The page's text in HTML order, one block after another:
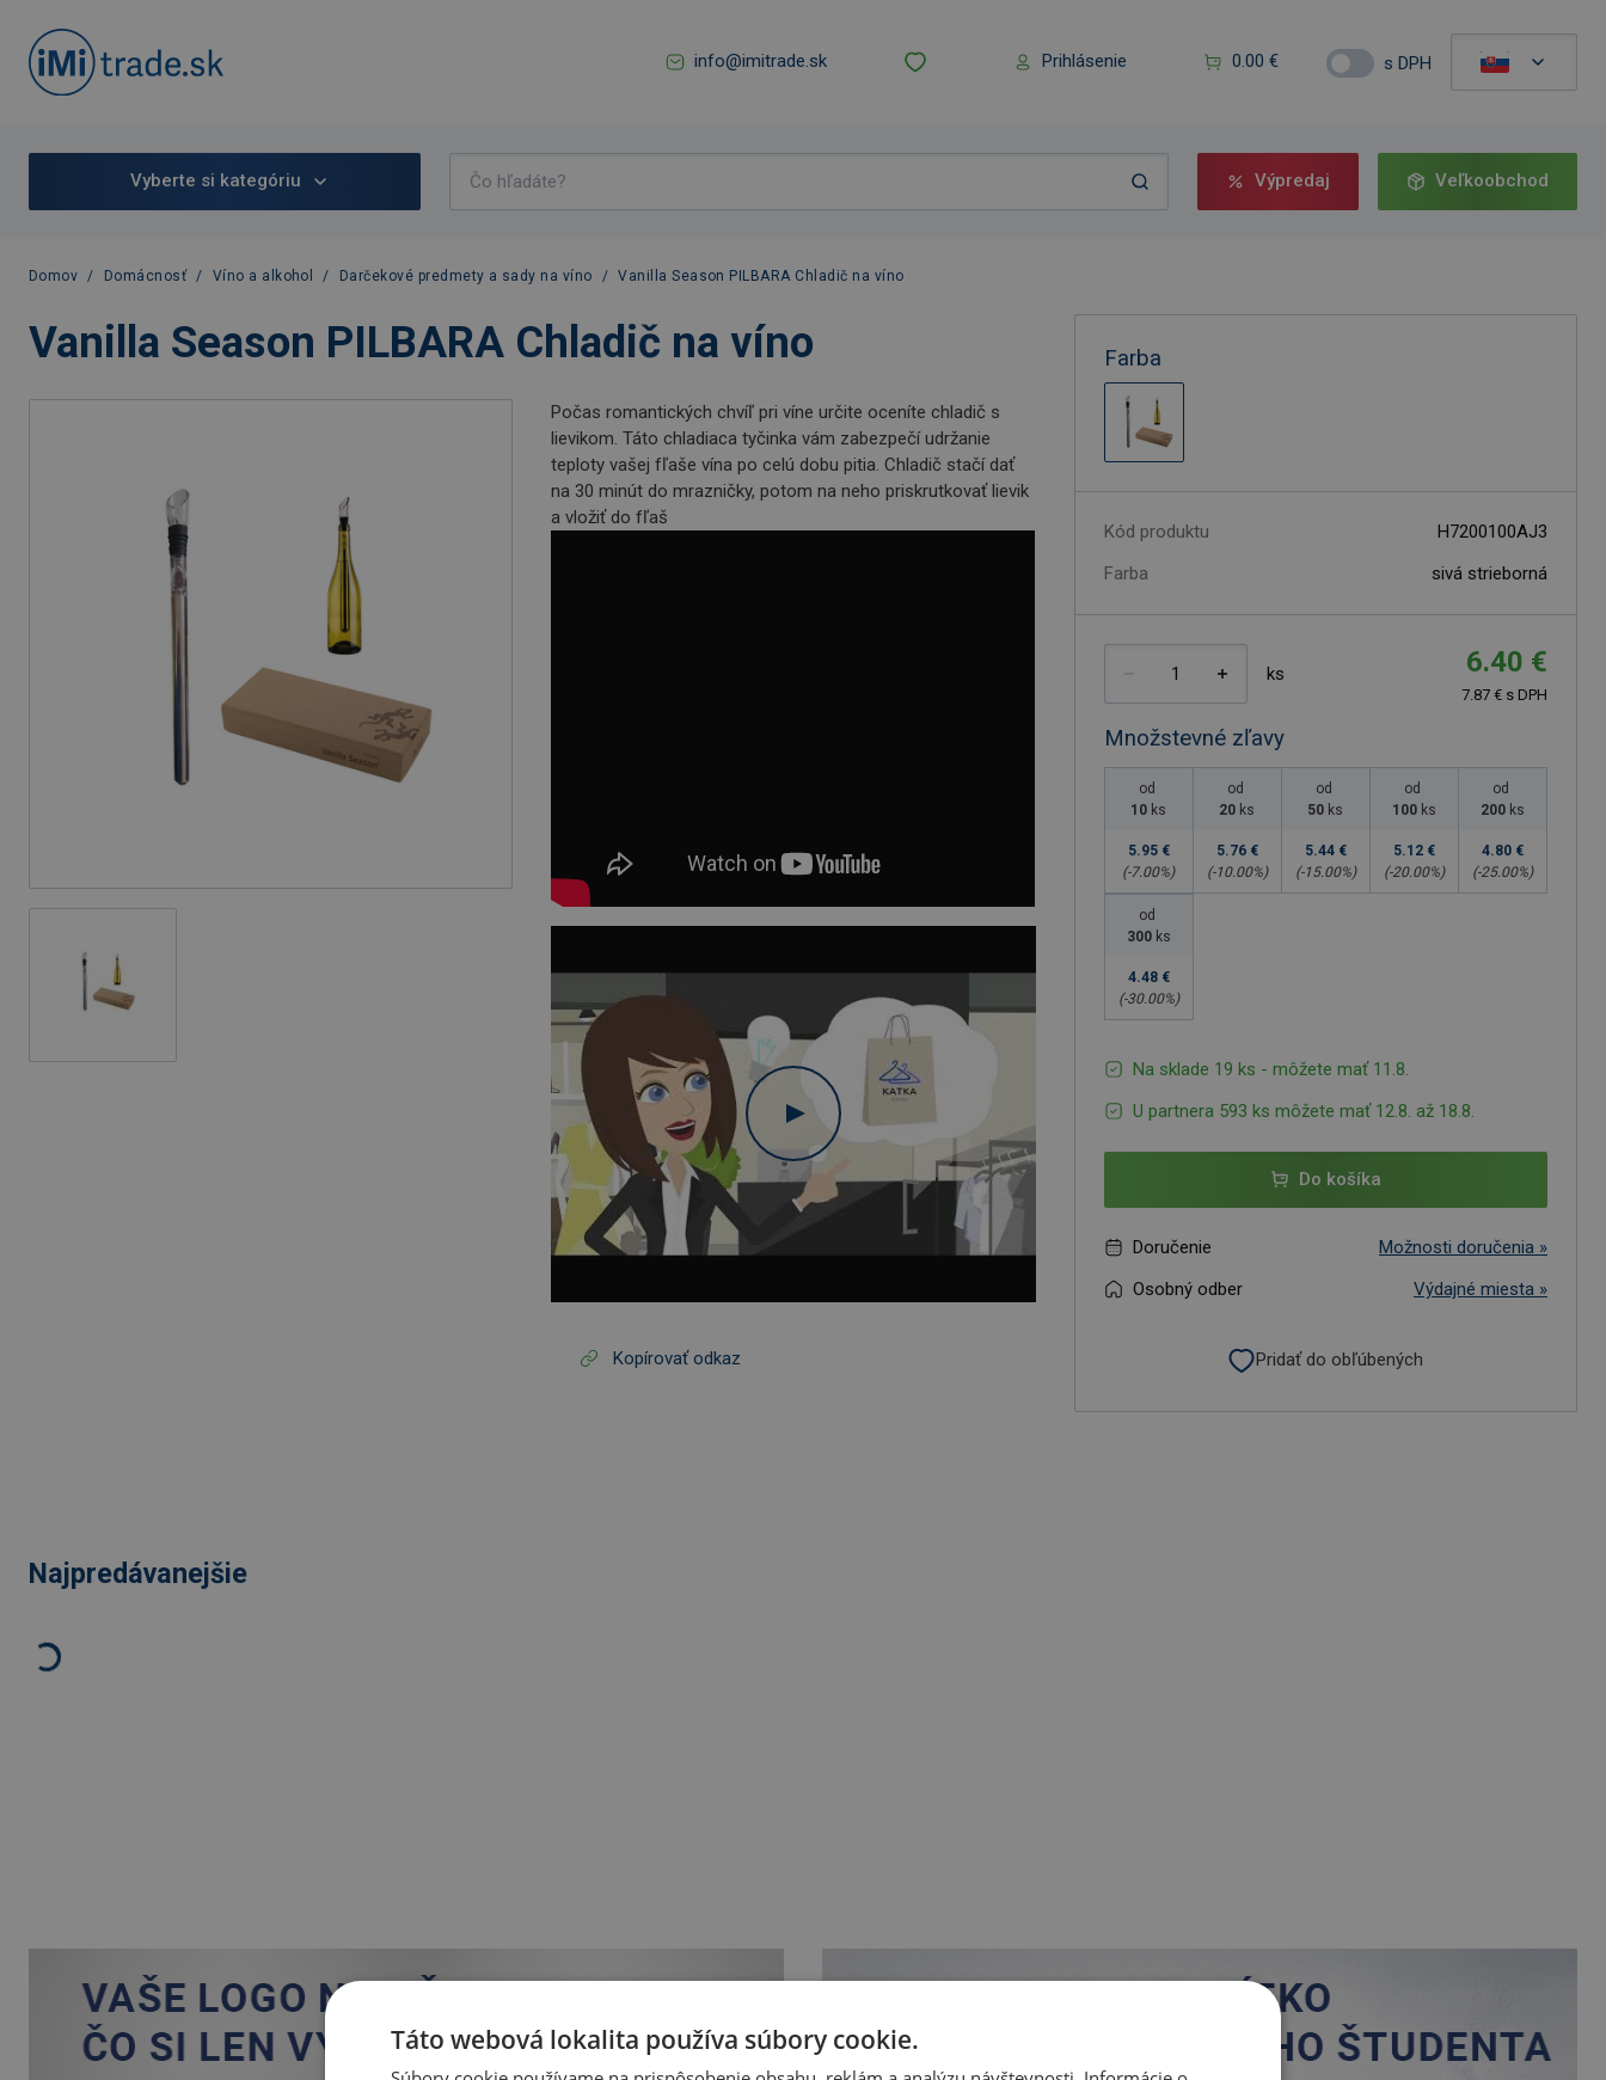
info@imitrade.sk Prihlásenie 0.00 € s DPH
Vyberte si kategóriu Výpredaj Veľkoobchod
Domov / Domácnosť / Víno a alkohol / Darčekové predmety a sady na víno / Vanilla Season PILBARA Chladič na víno
Vanilla Season PILBARA Chladič na víno
Počas romantických chvíľ pri víne určite oceníte chladič s
lievikom. Táto chladiaca tyčinka vám zabezpečí udržanie
teploty vašej fľaše vína po celú dobu pitia. Chladič stačí dať
na 30 minút do mrazničky, potom na neho priskrutkovať lievik
a vložiť do fľaš
Kopírovať odkaz
Farba
Kód produktu
H7200100AJ3
Farba
sivá strieborná
ks 6.40 €
7.87 € s DPH
Množstevné zľavy
od
10 ks
5.95 €
(-7.00%)
od
20 ks
5.76 €
(-10.00%)
od
50 ks
5.44 €
(-15.00%)
od
100 ks
5.12 €
(-20.00%)
od
200 ks
4.80 €
(-25.00%)
od
300 ks
4.48 €
(-30.00%)
Na sklade 19 ks - môžete mať 11.8.
U partnera 593 ks môžete mať 12.8. až 18.8.
Do košíka
Doručenie
Možnosti doručenia »
Osobný odber
Výdajné miesta »
Pridať do obľúbených
Najpredávanejšie
Táto webová lokalita používa súbory cookie.